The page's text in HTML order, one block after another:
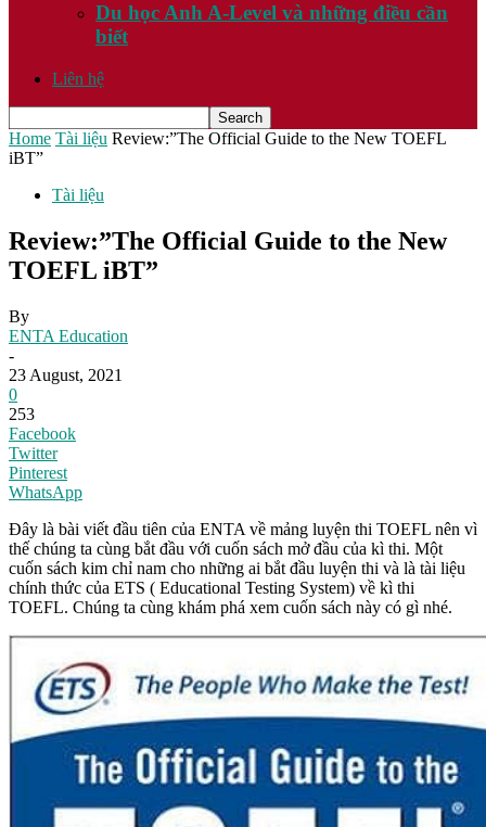
Du học Anh A-Level và những điều cần
biết
Liên hệ
Home Tài liệu Review:”The Official Guide to the New TOEFL
iBT”
Tài liệu
Review:”The Official Guide to the New
TOEFL iBT”
By
ENTA Education
-
23 August, 2021
0
253
Facebook
Twitter
Pinterest
WhatsApp
Đây là bài viết đầu tiên của ENTA về mảng luyện thi TOEFL nên vì
thế chúng ta cùng bắt đầu với cuốn sách mở đầu của kì thi. Một
cuốn sách kim chỉ nam cho những ai bắt đầu luyện thi và là tài liệu
chính thức của ETS ( Educational Testing System) về kì thi
TOEFL. Chúng ta cùng khám phá xem cuốn sách này có gì nhé.